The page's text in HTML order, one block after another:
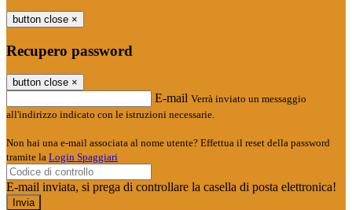
button close ×
Recupero password
button close ×
E-mail Verrà inviato un messaggio
all'indirizzo indicato con le istruzioni necessarie.
Non hai una e-mail associata al nome utente? Effettua il reset della password
tramite la Login Spaggiari
E-mail inviata, si prega di controllare la casella di posta elettronica!